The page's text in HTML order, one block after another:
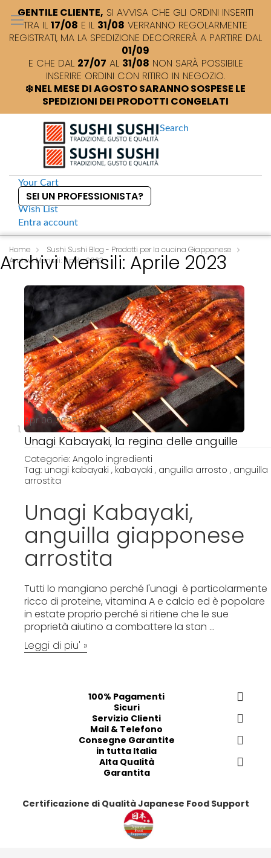
GENTILE CLIENTE, SI AVVISA CHE GLI ORDINI INSERITI
TRA IL 17/08 E IL 31/08 VERRANNO REGOLARMENTE
REGISTRATI, MA LA SPEDIZIONE DECORRERÀ A PARTIRE DAL
01/09
E CHE DAL 27/07 AL 31/08 NON SARÀ POSSIBILE
INSERIRE ORDINI CON RITIRO IN NEGOZIO.
❄️ NEL MESE DI AGOSTO SARANNO SOSPESE LE
SPEDIZIONI DEI PRODOTTI CONGELATI
Search
Your Cart
SEI UN PROFESSIONISTA?
Wish List
Entra account
S
k
i
Home
Sushi Sushi Blog - Prodotti per la cucina Giapponese
Archivi Mensili: Aprile 2023
Archivi Mensili: Aprile 2023
Apr 06 2023
Unagi Kabayaki, la regina delle anguille
Categorie: Angolo ingredienti
Tag: unagi kabayaki , kabayaki , anguilla arrosto , anguilla
arrostita
Unagi Kabayaki,
anguilla giapponese
arrostita
Tutti lo mangiano perché l'unagi è particolarmente
ricco di proteine, vitamina A e calcio ed è popolare
in estate proprio perché si ritiene che le sue
proprietà aiutino a combattere la stan ...
Leggi di piu' »
100% Pagamenti
Sicuri
Servizio Clienti
Mail & Telefono
Consegne Garantite
in tutta Italia
Alta Qualità
Garantita
Certificazione di Qualità Japanese Food Support